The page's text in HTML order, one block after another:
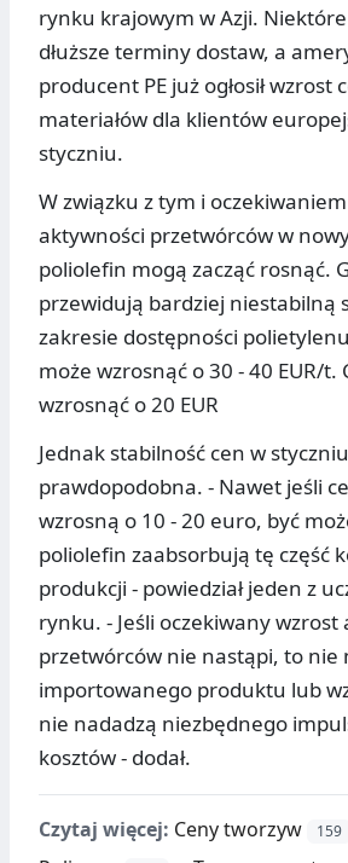
rynku krajowym w Azji. Niektóre
dłuższe terminy dostaw, a
producent PE już ogłosił wzrost
materiałów dla klientów
styczniu.
W związku z tym i
aktywności przetwórców w
poliolefin mogą zacząć rosnąć.
przewidują bardziej niestabilną
zakresie dostępności
może wzrosnąć o 30 - 40 EUR/t.
wzrosnąć o 20 EUR
Jednak stabilność cen w
prawdopodobna. - Nawet jeśli
wzrosną o 10 - 20 euro, być
poliolefin zaabsorbują tę część
produkcji - powiedział jeden z
rynku. - Jeśli oczekiwany wzrost
przetwórców nie nastąpi, to nie
importowanego produktu lub
nie nadadzą niezbędnego
kosztów - dodał.
Czytaj więcej: Ceny tworzyw 159